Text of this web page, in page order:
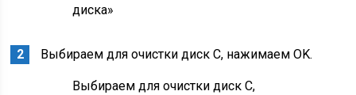
диска»
Выбираем для очистки диск C, нажимаем OK.
Выбираем для очистки диск C,